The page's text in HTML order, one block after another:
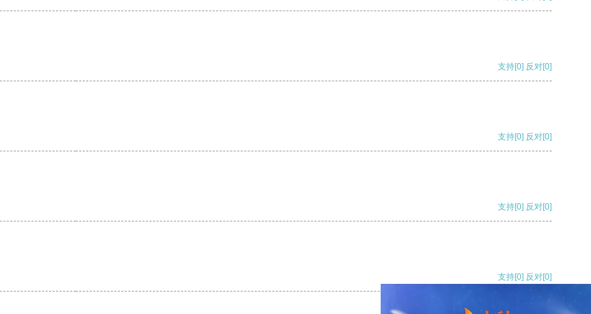
支持[0] 反对[0]
支持[0] 反对[0]
支持[0] 反对[0]
支持[0] 反对[0]